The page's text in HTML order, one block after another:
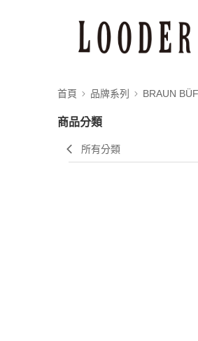
首頁 品牌系列 BRAUN
商品分類
所有分類